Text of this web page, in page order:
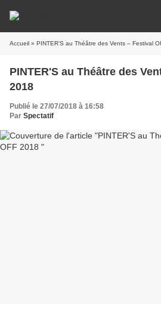
Accueil » PINTER'S au Théâtre des Vents – Festival
PINTER'S au Théâtre des
2018
Publié le 27/07/2018 à 16:58
Par Spectatif